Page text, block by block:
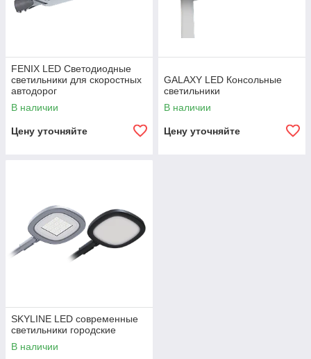
FENIX LED Светодиодные
светильники для скоростных
автодорог
В наличии
Цену уточняйте
GALAXY LED Консольные
светильники
В наличии
Цену уточняйте
SKYLINE LED современные
светильники городские
В наличии